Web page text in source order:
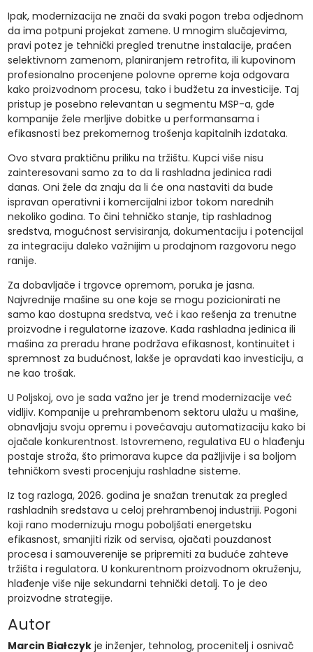
Ipak, modernizacija ne znači da svaki pogon treba odjednom
da ima potpuni projekat zamene. U mnogim slučajevima,
pravi potez je tehnički pregled trenutne instalacije, praćen
selektivnom zamenom, planiranjem retrofita, ili kupovinom
profesionalno procenjene polovne opreme koja odgovara
kako proizvodnom procesu, tako i budžetu za investicije. Taj
pristup je posebno relevantan u segmentu MSP-a, gde
kompanije žele merljive dobitke u performansama i
efikasnosti bez prekomernog trošenja kapitalnih izdataka.
Ovo stvara praktičnu priliku na tržištu. Kupci više nisu
zainteresovani samo za to da li rashladna jedinica radi
danas. Oni žele da znaju da li će ona nastaviti da bude
ispravan operativni i komercijalni izbor tokom narednih
nekoliko godina. To čini tehničko stanje, tip rashladnog
sredstva, mogućnost servisiranja, dokumentaciju i potencijal
za integraciju daleko važnijim u prodajnom razgovoru nego
ranije.
Za dobavljače i trgovce opremom, poruka je jasna.
Najvrednije mašine su one koje se mogu pozicionirati ne
samo kao dostupna sredstva, već i kao rešenja za trenutne
proizvodne i regulatorne izazove. Kada rashladna jedinica ili
mašina za preradu hrane podržava efikasnost, kontinuitet i
spremnost za budućnost, lakše je opravdati kao investiciju, a
ne kao trošak.
U Poljskoj, ovo je sada važno jer je trend modernizacije već
vidljiv. Kompanije u prehrambenom sektoru ulažu u mašine,
obnavljaju svoju opremu i povećavaju automatizaciju kako bi
ojačale konkurentnost. Istovremeno, regulativa EU o hlađenju
postaje stroža, što primorava kupce da pažljivije i sa boljom
tehničkom svesti procenjuju rashladne sisteme.
Iz tog razloga, 2026. godina je snažan trenutak za pregled
rashladnih sredstava u celoj prehrambenoj industriji. Pogoni
koji rano modernizuju mogu poboljšati energetsku
efikasnost, smanjiti rizik od servisa, ojačati pouzdanost
procesa i samouverenije se pripremiti za buduće zahteve
tržišta i regulatora. U konkurentnom proizvodnom okruženju,
hlađenje više nije sekundarni tehnički detalj. To je deo
proizvodne strategije.
Autor
Marcin Białczykje inženjer, tehnolog, procenitelj i osnivač